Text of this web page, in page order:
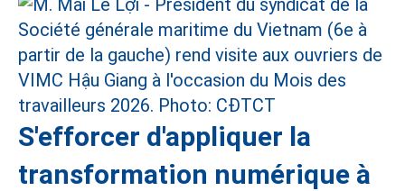
S'efforcer d'appliquer la
transformation numérique à